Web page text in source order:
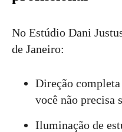
No Estúdio Dani
de Janeiro:
Direção
você não precisa
Iluminação de